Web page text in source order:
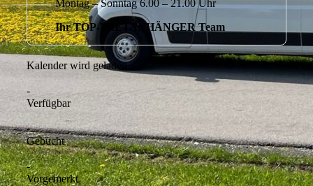
Montag – Sonntag 6.00 – 21.00 Uhr
Ihr TOP-MIETANHÄNGER Team
Kalender wird geladen...
-
Verfügbar
-
Gebucht
-
Vorgemerkt